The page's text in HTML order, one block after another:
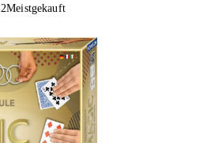
2Meistgekauft